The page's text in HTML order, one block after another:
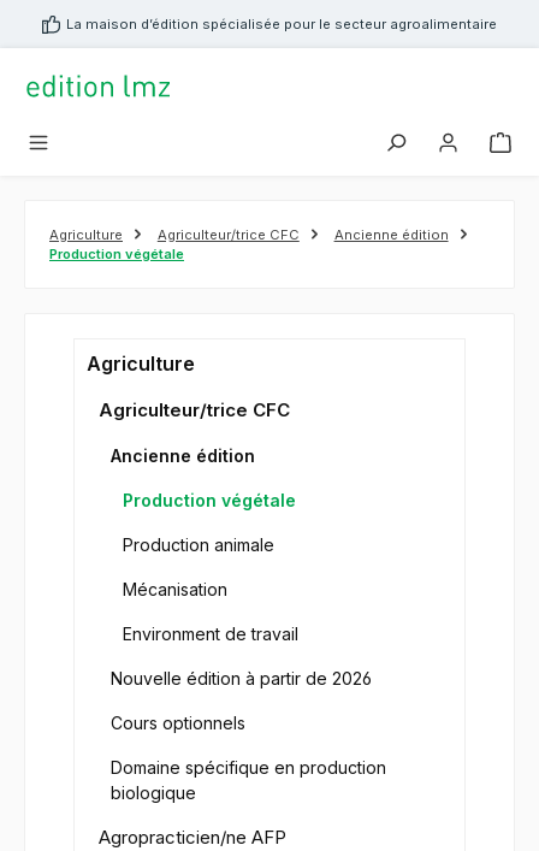
principal
La maison d’édition spécialisée pour le secteur agroalimentaire
Agriculture Agriculteur/trice CFC
Ancienne édition
Production végétale
Agriculture
Agriculteur/trice CFC
Ancienne édition
Production végétale
Production animale
Mécanisation
Environment de travail
Nouvelle édition à partir de 2026
Cours optionnels
Domaine spécifique en production
biologique
Agropracticien/ne AFP